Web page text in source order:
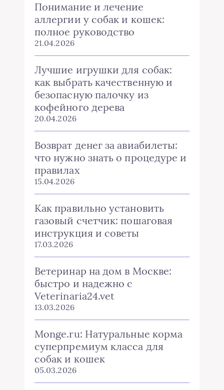
Понимание и лечение
аллергии у собак и кошек:
полное руководство
21.04.2026
Лучшие игрушки для собак:
как выбрать качественную и
безопасную палочку из
кофейного дерева
20.04.2026
Возврат денег за авиабилеты:
что нужно знать о процедуре и
правилах
15.04.2026
Как правильно установить
газовый счетчик: пошаговая
инструкция и советы
17.03.2026
Ветеринар на дом в Москве:
быстро и надежно с
Veterinaria24.vet
13.03.2026
Monge.ru: Натуральные корма
суперпремиум класса для
собак и кошек
05.03.2026